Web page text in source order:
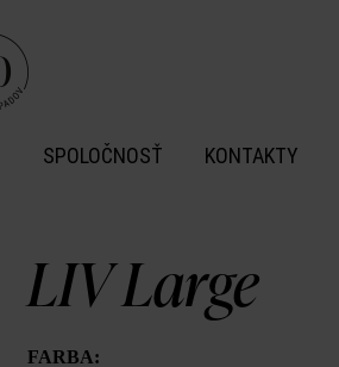
SPOLOČNOSŤ KONTAKTY
LIV Large
FARBA: